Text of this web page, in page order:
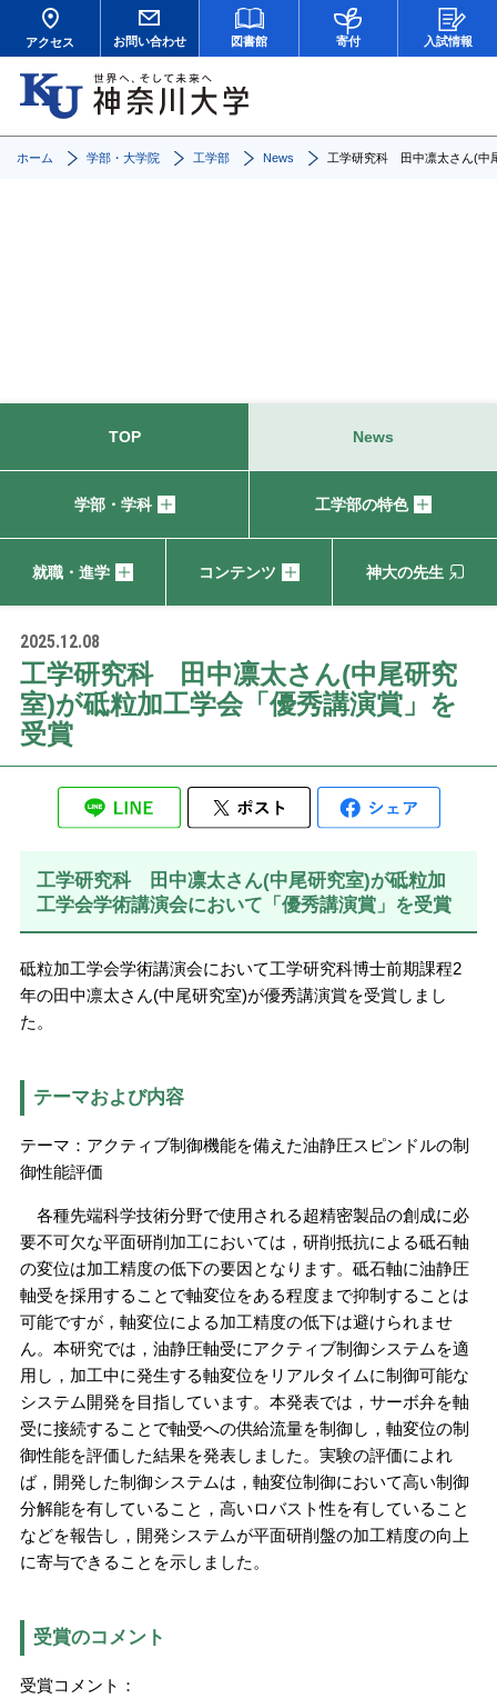
アクセス お問い合わせ 図書館 寄付 入試情報
ホーム 学部・大学院 工学部 News 工学研究科 田中凛太さん(中
TOP News
学部・学科 工学部の特色
就職・進学 コンテンツ 神大の先生
2025.12.08
工学研究科 田中凛太さん(中尾研究
室)が砥粒加工学会「優秀講演賞」を
受賞
工学研究科 田中凛太さん(中尾研究室)が砥粒加
工学会学術講演会において「優秀講演賞」を受賞
砥粒加工学会学術講演会において工学研究科博士前期課程2
年の田中凛太さん(中尾研究室)が優秀講演賞を受賞しまし
た。
テーマおよび内容
テーマ：アクティブ制御機能を備えた油静圧スピンドルの制
御性能評価
各種先端科学技術分野で使用される超精密製品の創成に必
要不可欠な平面研削加工においては，研削抵抗による砥石軸
の変位は加工精度の低下の要因となります。砥石軸に油静圧
軸受を採用することで軸変位をある程度まで抑制することは
可能ですが，軸変位による加工精度の低下は避けられませ
ん。本研究では，油静圧軸受にアクティブ制御システムを適
用し，加工中に発生する軸変位をリアルタイムに制御可能な
システム開発を目指しています。本発表では，サーボ弁を軸
受に接続することで軸受への供給流量を制御し，軸変位の制
御性能を評価した結果を発表しました。実験の評価によれ
ば，開発した制御システムは，軸変位制御において高い制御
分解能を有していること，高いロバスト性を有していること
などを報告し，開発システムが平面研削盤の加工精度の向上
に寄与できることを示しました。
受賞のコメント
受賞コメント：